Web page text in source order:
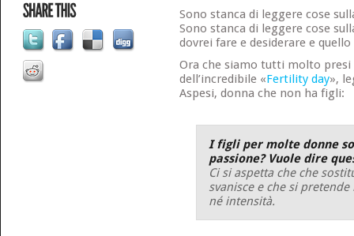
Sono stanca di leggere cose
Sono stanca di leggere cose
dovrei fare e desiderare e quello
Ora che siamo tutti molto presi
dell’incredibile «Fertility day»,
Aspesi, donna che non ha figli:
I figli per molte donne
passione? Vuole dire
Ci si aspetta che che
svanisce e che si
né intensità.